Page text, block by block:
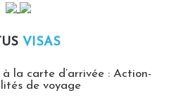
VISAS
la carte d’arrivée : Action-
de voyage